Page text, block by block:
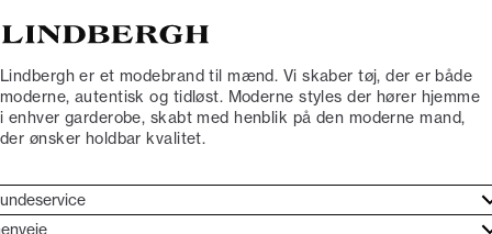
Lindbergh er et modebrand til mænd. Vi skaber tøj, der er både
moderne, autentisk og tidløst. Moderne styles der hører hjemme
i enhver garderobe, skabt med henblik på den moderne mand,
der ønsker holdbar kvalitet.